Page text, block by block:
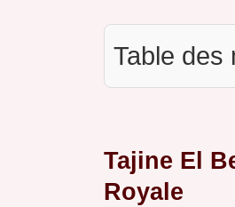
Table des
Tajine El
Royale